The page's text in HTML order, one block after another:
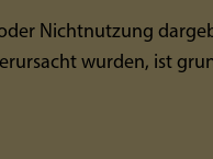
Nichtnutzung
wurden, ist